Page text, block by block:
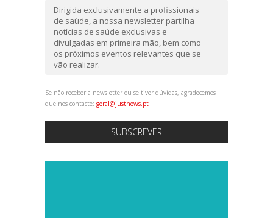
Dirigida exclusivamente a profissionais
de saúde, a nossa newsletter partilha
notícias de saúde exclusivas e
divulgadas em primeira mão, bem como
os próximos eventos relevantes que se
vão realizar.
Se não receber a newsletter ou se tiver dúvidas, agradecemos
que nos contacte: geral@justnews.pt
SUBSCREVER